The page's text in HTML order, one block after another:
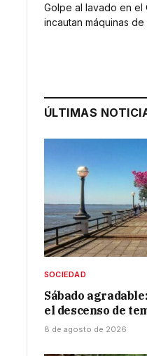
Golpe al lavado en el
incautan máquinas
ÚLTIMAS
SOCIEDAD
Sábado
el descenso de
8 de agosto de 2026